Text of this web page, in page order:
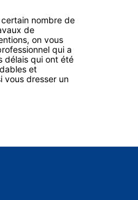
nombre de
de
on vous
qui a
délais qui ont été
et
vous dresser un